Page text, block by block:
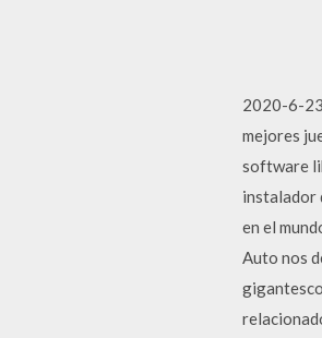
2020-6-23
mejores
software
instalador
en el
Auto nos